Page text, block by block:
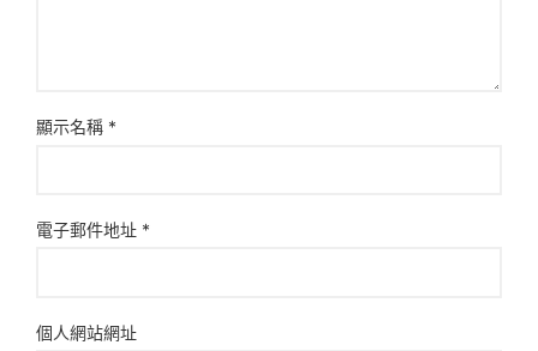
顯示名稱 *
電子郵件地址 *
個人網站網址